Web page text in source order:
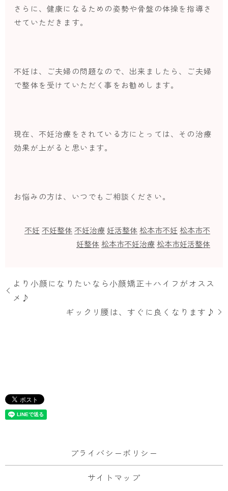
さらに、健康になるための姿勢や骨盤の体操を指導さ
せていただきます。
不妊は、ご夫婦の問題なので、出来ましたら、ご夫婦
で整体を受けていただく事をお勧めします。
現在、不妊治療をされている方にとっては、その治療
効果が上がると思います。
お悩みの方は、いつでもご相談ください。
不妊 不妊整体不妊治療妊活整体松本市不妊 松本市不
妊整体松本市不妊治療松本市妊活整体
より小顔になりたいなら小顔矯正＋ハイフがオスス
メ♪
ギックリ腰は、すぐに良くなります♪
プライバシーポリシー
サイトマップ